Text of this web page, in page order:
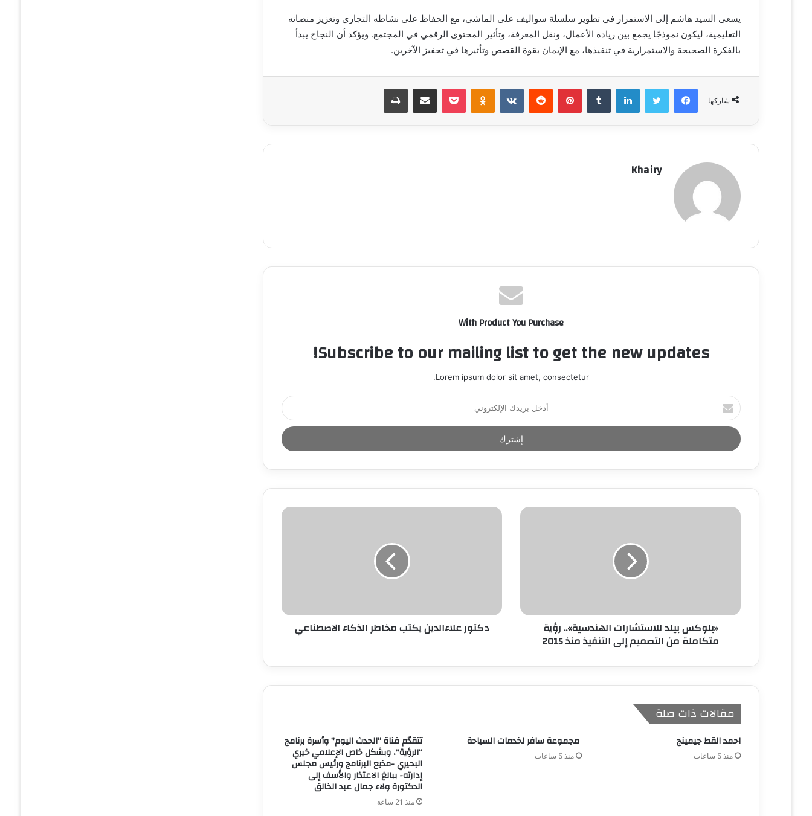
يسعى السيد هاشم إلى الاستمرار في تطوير سلسلة سواليف على الماشي، مع الحفاظ على نشاطه التجاري وتعزيز منصاته
التعليمية، ليكون نموذجًا يجمع بين ريادة الأعمال، ونقل المعرفة، وتأثير المحتوى الرقمي في المجتمع. ويؤكد أن النجاح يبدأ
بالفكرة الصحيحة والاستمرارية في تنفيذها، مع الإيمان بقوة القصص وتأثيرها في تحفيز الآخرين.
شاركها
فيسبوك تويتر لينكدإن ‏Tumblr بينتيريست ‏Reddit
‏VKontakte
Odnoklassniki بوكيت مشاركة عبر البريد طباعة
Khairy
With Product You Purchase
Subscribe to our mailing list to get the new updates!
Lorem ipsum dolor sit amet, consectetur.
أ
د
خ
ل
د
ا
«بلوكس بيلد للاستشارات الهندسية».. رؤية
متكاملة من التصميم إلى التنفيذ منذ 2015
دكتور علاءالدين يكتب مخاطر الذكاء الاصطناعي
مقالات ذات صلة
احمد القط جيمينج
منذ 5 ساعات
مجموعة سافر لخدمات السياحة
منذ 5 ساعات
تتقدّم قناة “الحدث اليوم” وأسرة برنامج
“الرؤية”، وبشكل خاص الإعلامي خيري
البحيري -مذيع البرنامج ورئيس مجلس
إدارته- ببالغ الاعتذار والأسف إلى
الدكتورة ولاء جمال عبد الخالق
منذ 21 ساعة